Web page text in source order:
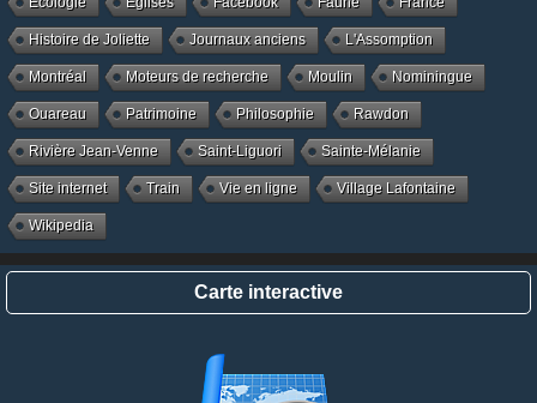
Histoire de Joliette Journaux anciens L'Assomption
Montréal Moteurs de recherche Moulin Nominingue
Ouareau Patrimoine Philosophie Rawdon
Rivière Jean-Venne Saint-Liguori Sainte-Mélanie
Site internet Train Vie en ligne Village Lafontaine
Wikipedia
Carte interactive